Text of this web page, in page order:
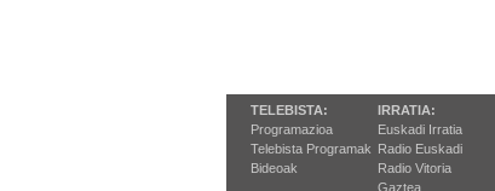
TELEBISTA:
Programazioa
Telebista Programak
Bideoak
IRRATIA:
Euskadi Irratia
Radio Euskadi
Radio Vitoria
Gaztea